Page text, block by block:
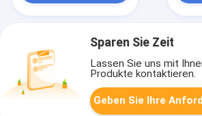
Sparen Sie Zeit
Lassen Sie uns mit
Produkte kontaktieren.
Geben Sie Ihre